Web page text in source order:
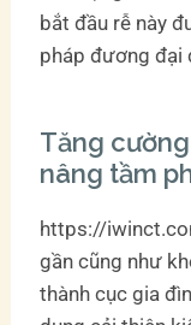
bắt đầu rễ này
pháp đương đại
Tăng
nâng tầm
https://
gần cũng như
thành cục gia